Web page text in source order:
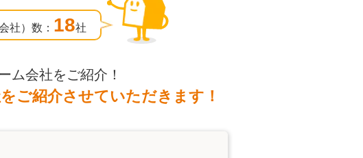
社）数： 18社
ム会社をご紹介！
ご紹介させていただきます！